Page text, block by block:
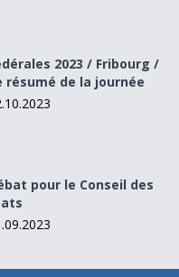
de la journée
2023 / Fribourg /
résumé de la journée
pour le Conseil des